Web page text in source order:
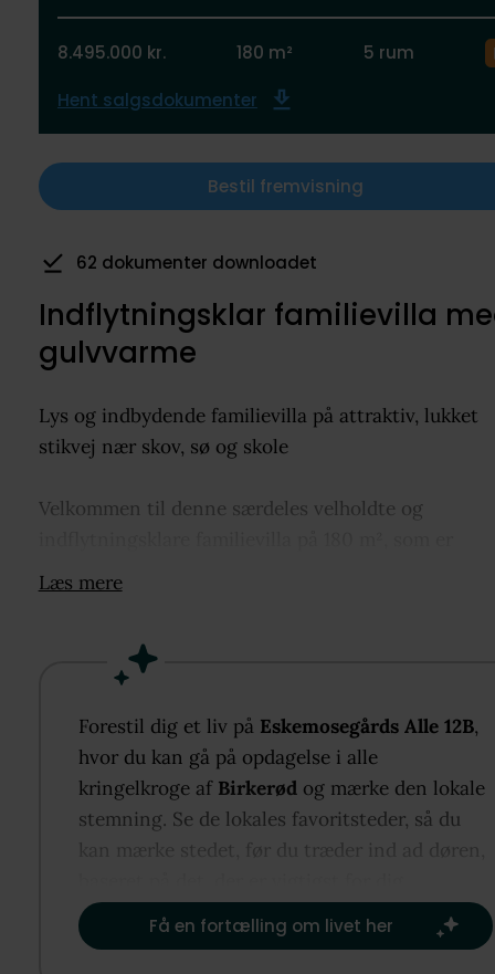
8.495.000 kr. 180 m² 5 rum
Hent salgsdokumenter
Bestil fremvisning
62 dokumenter downloadet
8 har gemt som favorit
Indflytningsklar familievilla
gulvvarme
Lys og indbydende familievilla på attraktiv, lukket
stikvej nær skov, sø og skole
Velkommen til denne særdeles velholdte og
attraktivt beliggende på en lukket og børnevenlig
funktionel indretning og en fantastisk
den aktive børnefamilie. Fra ejendommen er der
skolesti til Sjælsøskolen, og den integrerede
ligger lige ved siden af skolen, hvilket gør
både nem og tryg.
Boligen fremstår lys og indbydende med
en god energiklasse, som sikrer en behagelig
Læs mere
Forestil dig et liv på Eskemosegårds Alle 12B,
hvor du kan gå på opdagelse i alle
kringelkroge af Birkerød og mærke den lokale
stemning. Se de lokales favoritsteder, så du
kan mærke stedet, før du træder ind ad døren,
Få en fortælling om livet her